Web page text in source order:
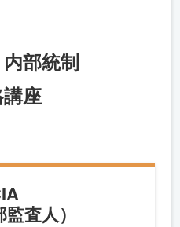
内部統制
座
査人）